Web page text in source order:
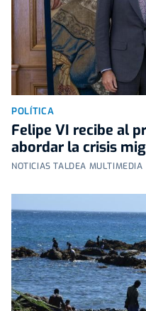
POLÍTICA
Felipe VI recibe al
abordar la crisis
NOTICIAS TALDEA MULTIMEDIA